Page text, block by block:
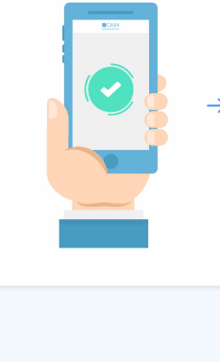
HRM
Website